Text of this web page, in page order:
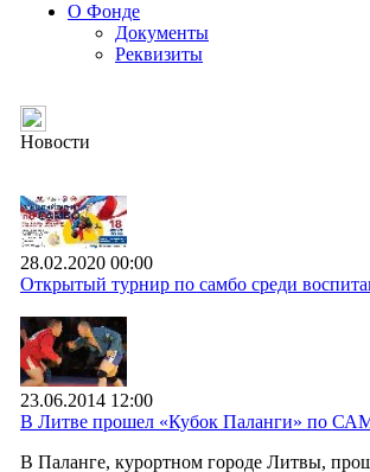
О Фонде
Документы
Реквизиты
Новости
28.02.2020 00:00
Открытый турнир по самбо среди
23.06.2014 12:00
В Литве прошел «Кубок Паланги» по
В Паланге, курортном городе Литвы,